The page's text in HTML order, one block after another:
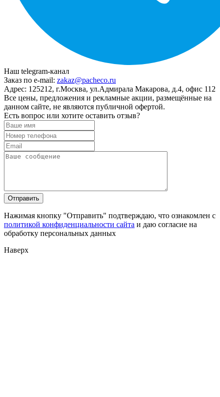
Наш telegram-канал
Заказ по e-mail: zakaz@pacheco.ru
Адрес: 125212, г.Москва, ул.Адмирала Макарова, д.4, офис 112
Все цены, предложения и рекламные акции, размещённые на
данном сайте, не являются публичной офертой.
Есть вопрос или хотите оставить отзыв?
Нажимая кнопку "Отправить" подтверждаю, что ознакомлен с
политикой конфиденциальности сайта и даю согласие на
обработку персональных данных
Наверх